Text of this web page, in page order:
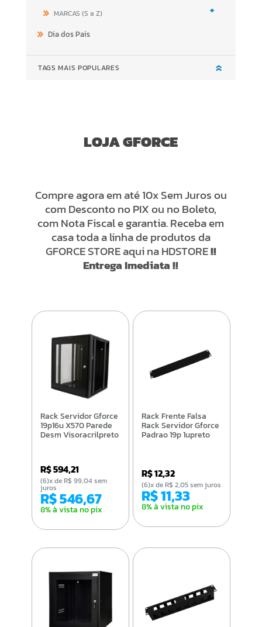
MARCAS (S a Z)
+
Dia dos Pais
TAGS MAIS POPULARES
LOJA GFORCE
Compre agora em até 10x Sem Juros ou
com Desconto no PIX ou no Boleto,
com Nota Fiscal e garantia. Receba em
casa toda a linha de produtos da
GFORCE STORE aqui na HDSTORE!!
Entrega Imediata !!
Rack Servidor Gforce
19p16u X570 Parede
Desm Visoracrilpreto
R$ 594,21
R$ 546,67
8% à vista no pix
(6)x de R$ 99,04 sem
juros
Rack Frente Falsa
Rack Servidor Gforce
Padrao 19p 1upreto
R$ 12,32
R$ 11,33
8% à vista no pix
(6)x de R$ 2,05 sem juros